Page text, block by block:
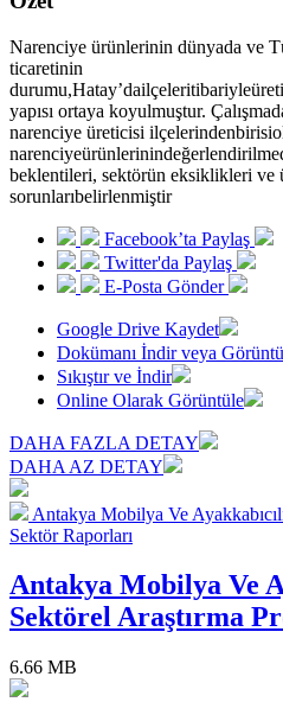
Narenciye ürünlerinin dünyada ve
ticaretinin
yapısı ortaya koyulmuştur.
narenciye üreticisi
beklentileri, sektörün eksiklikleri ve
sorunlarıbelirlenmiştir
Facebook’ta Paylaş
Twitter'da Paylaş
E-Posta Gönder
Google Drive Kaydet
Dokümanı İndir veya
Sıkıştır ve İndir
Online Olarak Görüntüle
DAHA FAZLA DETAY
DAHA AZ DETAY
Antakya Mobilya Ve
Sektör Raporları
Antakya Mobilya Ve
Sektörel Araştırma
6.66 MB